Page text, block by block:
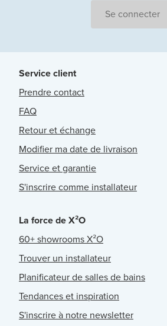
Se connecter
Service client
Prendre contact
FAQ
Retour et échange
Modifier ma date de livraison
Service et garantie
S'inscrire comme installateur
La force de X²O
60+ showrooms X²O
Trouver un installateur
Planificateur de salles de bains
Tendances et inspiration
S'inscrire à notre newsletter